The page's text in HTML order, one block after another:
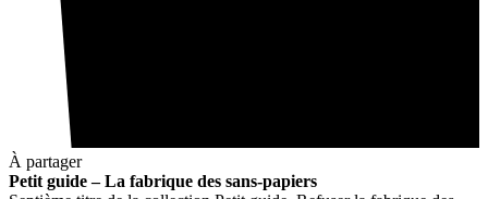
À partager
Petit guide – La fabrique des sans-papiers